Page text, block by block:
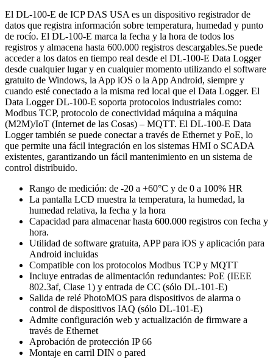
El DL-100-E de ICP DAS USA es un dispositivo registrador de
datos que registra información sobre temperatura, humedad y punto
de rocío. El DL-100-E marca la fecha y la hora de todos los
registros y almacena hasta 600.000 registros descargables.Se puede
acceder a los datos en tiempo real desde el DL-100-E Data Logger
desde cualquier lugar y en cualquier momento utilizando el software
gratuito de Windows, la App iOS o la App Android, siempre y
cuando esté conectado a la misma red local que el Data Logger. El
Data Logger DL-100-E soporta protocolos industriales como:
Modbus TCP, protocolo de conectividad máquina a máquina
(M2M)/IoT (Internet de las Cosas) – MQTT. El DL-100-E Data
Logger también se puede conectar a través de Ethernet y PoE, lo
que permite una fácil integración en los sistemas HMI o SCADA
existentes, garantizando un fácil mantenimiento en un sistema de
control distribuido.
Rango de medición: de -20 a +60°C y de 0 a 100% HR
La pantalla LCD muestra la temperatura, la humedad, la
humedad relativa, la fecha y la hora
Capacidad para almacenar hasta 600.000 registros con fecha y
hora.
Utilidad de software gratuita, APP para iOS y aplicación para
Android incluidas
Compatible con los protocolos Modbus TCP y MQTT
Incluye entradas de alimentación redundantes: PoE (IEEE
802.3af, Clase 1) y entrada de CC (sólo DL-101-E)
Salida de relé PhotoMOS para dispositivos de alarma o
control de dispositivos IAQ (sólo DL-101-E)
Admite configuración web y actualización de firmware a
través de Ethernet
Aprobación de protección IP 66
Montaje en carril DIN o pared